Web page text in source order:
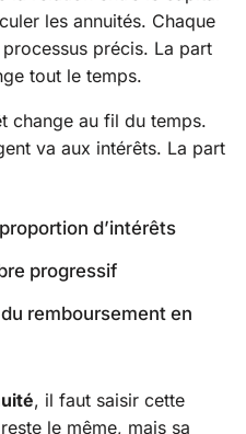
les annuités. Chaque
précis. La part
tout le temps.
change au fil du temps.
va aux intérêts. La part
d’intérêts
progressif
remboursement en
, il faut saisir cette
le même, mais sa